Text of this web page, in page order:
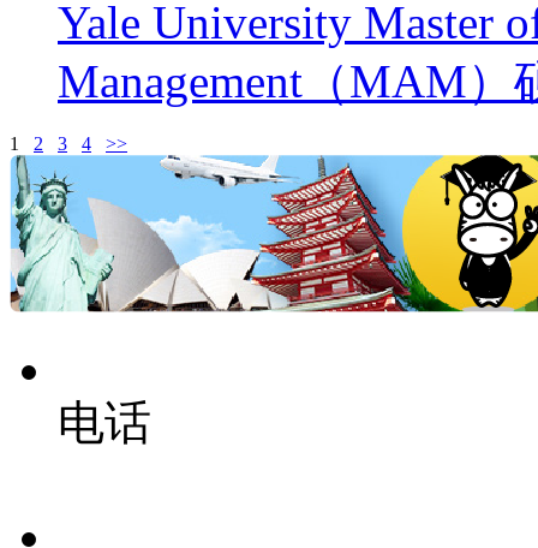
Yale University Master
Management（MAM）
1 2 3 4 >>
电话